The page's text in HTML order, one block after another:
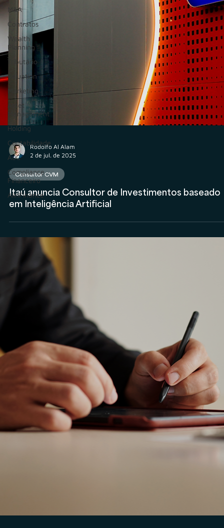
M&A
Contratos
Wealth
Planning
Tributário
Valuation
Marketing
Asset
Management
Holding
Contabilidade
AuC
Compliance
Financeiro
AIInFinance
Rodolfo Al Alam
Itaú anuncia Consultor de Investimentos baseado
em Inteligência Artificial